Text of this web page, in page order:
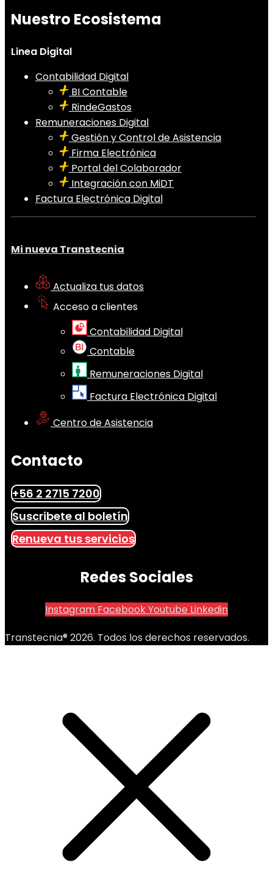
Nuestro Ecosistema
Linea Digital
Contabilidad Digital
BI Contable
RindeGastos
Remuneraciones Digital
Gestión y Control de Asistencia
Firma Electrónica
Portal del Colaborador
Integración con MiDT
Factura Electrónica Digital
Mi nueva Transtecnia
Actualiza tus datos
Acceso a clientes
Contabilidad Digital
Contable
Remuneraciones Digital
Factura Electrónica Digital
Centro de Asistencia
Contacto
+56 2 2715 7200
Suscribete al boletín
Renueva tus servicios
Redes Sociales
Instagram FacebookYoutube Linkedin
Transtecnia® 2026. Todos los derechos reservados.